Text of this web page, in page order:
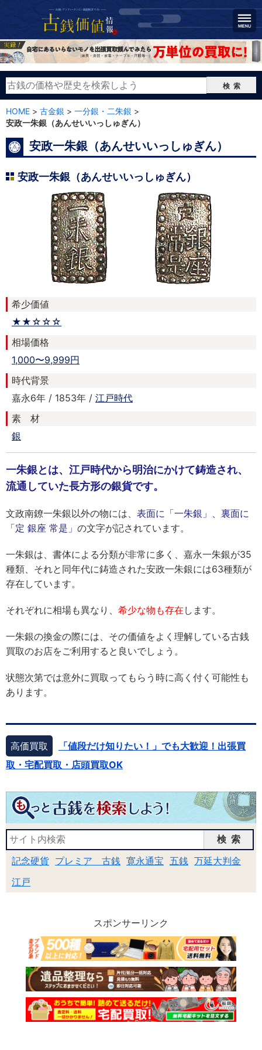
検索
HOME > 古金銀 > 一分銀・二朱銀 >
安政一朱銀（あんせいいっしゅぎん）
安政一朱銀（あんせいいっしゅぎん）
安政一朱銀（あんせいいっしゅぎん）
希少価値
★★☆☆☆
相場価格
1,000〜9,999円
時代背景
嘉永6年 / 1853年 / 江戸時代
素 材
銀
一朱銀とは、江戸時代から明治にかけて鋳造され、
流通していた長方形の銀貨です。
文政南鐐一朱銀以外の物には、 表面に「一朱銀」、裏面に
「定 銀座 常是」 の文字が記されています。
一朱銀は、書体による分類が非常に多く、嘉永一朱銀が35
種類、それと同年代に鋳造された安政一朱銀には63種類が
存在しています。
それぞれに相場も異なり、 希少な物も存在 します。
一朱銀の換金の際には、その価値をよく理解している古銭
買取のお店をご利用すると良いでしょう。
状態次第では意外に買取ってもらう時に高く付く可能性も
あります。
高価買取
「値段だけ知りたい！」でも大歓迎！出張買
取・宅配買取・店頭買取OK
検索
記念硬貨 プレミア 古銭 寛永通宝 五銭 万延大判金
江戸
スポンサーリンク